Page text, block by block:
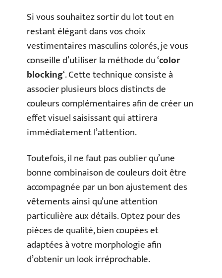
Si vous souhaitez sortir du lot tout en
restant élégant dans vos choix
vestimentaires masculins colorés, je vous
conseille d’utiliser la méthode du ‘color
blocking‘. Cette technique consiste à
associer plusieurs blocs distincts de
couleurs complémentaires afin de créer un
effet visuel saisissant qui attirera
immédiatement l’attention.
Toutefois, il ne faut pas oublier qu’une
bonne combinaison de couleurs doit être
accompagnée par un bon ajustement des
vêtements ainsi qu’une attention
particulière aux détails. Optez pour des
pièces de qualité, bien coupées et
adaptées à votre morphologie afin
d’obtenir un look irréprochable.